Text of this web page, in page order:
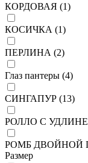
КОРДОВАЯ (1)
КОСИЧКА (1)
ПЕРЛИНА (2)
Глаз пантеры (4)
СИНГАПУР (13)
РОЛЛО С
РОМБ ДВОЙНОЙ
Размер